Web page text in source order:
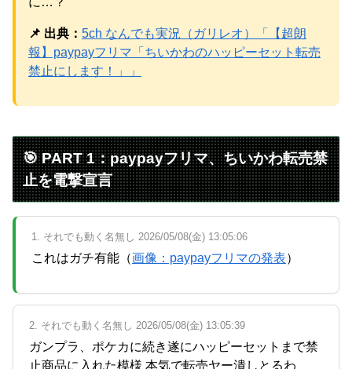
📌 出典： 5ch なんでも実況（ガリレオ）「【超朗
報】paypayフリマ「ちいかわのハッピーセット転売
禁止にします！」」
🎯 PART 1：paypayフリマ、ちいかわ転売禁
止を電撃宣言
1. それでも動く名無し 2026/05/08(金) 13:05:06
これはガチ有能（画像：paypayフリマの発表）
2. それでも動く名無し 2026/05/08(金) 13:05:39
ガンプラ、ポケカに続き遂にハッピーセットまで禁
止商品に入れた模様 本気で転売ヤー潰しとるわ